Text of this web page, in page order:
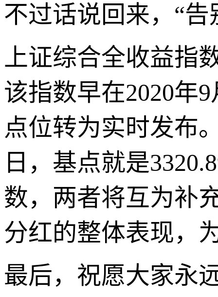
不过话说回来，“
上证综合全收益指
该指数早在2020年
点位转为实时发布
日，基点就是
数，两者将互为补
分红的整体表现，
最后，祝愿大家永